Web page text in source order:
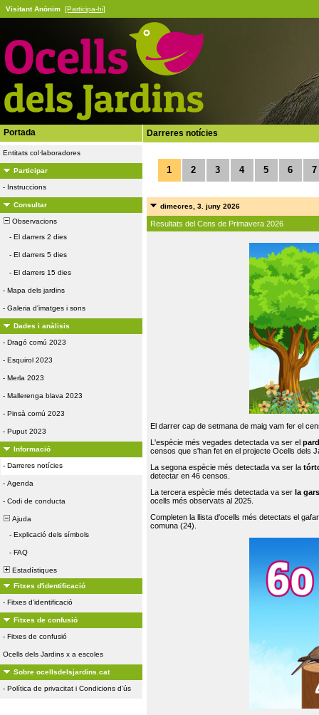
Visitant Anònim [Participa-hi]
Portada
Entitats col·laboradores
Participar
- Instruccions
Consultar
Observacions
- El darrers 2 dies
- El darrers 5 dies
- El darrers 15 dies
- Mapa dels jardins
- Galeria d'imatges i sons
Dades i anàlisis
- Dragó comú 2023
- Esquirol 2023
- Merla 2023
- Mallerenga blava 2023
- Pinsà comú 2023
- Puput 2023
Informació
- Darreres notícies
- Agenda
- Codi de conducta
Ajuda
- Explicació dels símbols
- FAQ
Estadístiques
Fitxes d'identificació
- Fitxes d'identificació
Fitxes de confusió
- Fitxes de confusió
Ocells dels Jardins x a escoles
Sobre ocellsdelsjardins.cat
- Política de privacitat i Condicions d'ús
Darreres notícies
1 2 3 4 5 6 7
dimecres, 3. juny 2026
Resultats del Cens de Primavera 2026
El darrer cap de setmana de maig vam fer el
L'espècie més vegades detectada va ser el
censos que s'han fet en el projecte Ocells dels
La segona espècie més detectada va ser la
detectar en 46 censos.
La tercera espècie més detectada va ser la
ocells més observats al 2025.
Completen la llista d'ocells més detectats el
comuna (24).